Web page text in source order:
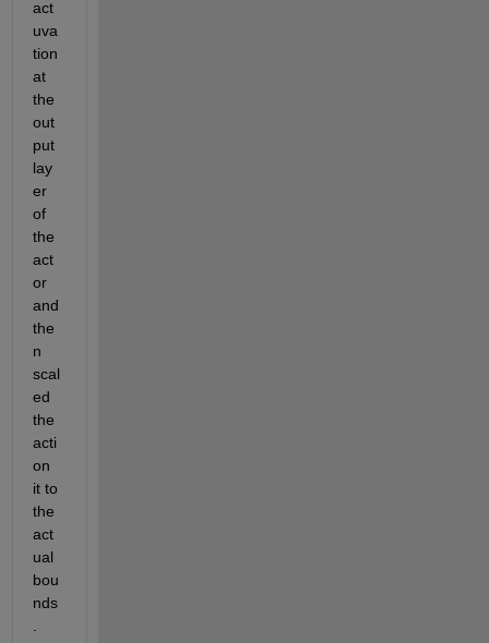
act
uva
tion
at
the
out
put
lay
er
of
the
act
or
and
the
n
scal
ed
the
acti
on
it to
the
act
ual
bou
nds